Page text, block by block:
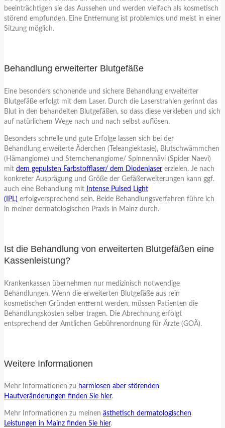
beeinträchtigen sie das Aussehen und werden vielfach als kosmetisch
störend empfunden. Eine Entfernung ist problemlos und meist in einer
Sitzung möglich.
Behandlung erweiterter Blutgefäße
Eine besonders schonende und sichere Behandlung erweiterter
Blutgefäße erfolgt mit dem Laser. Durch die Laserstrahlen gerinnt das
Blut in den behandelten Blutgefäßen, so dass diese verkleben und sich
auf natürlichem Wege nach und nach selbst auflösen.
Besonders schnelle und gute Erfolge lassen sich bei der
Behandlung erweiterte Äderchen (Teleangiektasie), Blutschwämmchen
(Hämangiome) und Sternchenangiome/ Spinnennävi (Spider Naevi)
mit dem gepulsten Farbstofflaser/ dem Diodenlaser erzielen. Je nach
konkreter Ausprägung und Größe der Gefäßerweiterungen kann ggf.
auch eine Behandlung mit
Intense Pulsed Light
(IPL) erfolgversprechend sein. Beide Behandlungsverfahren führe ich
in meiner dermatologischen Praxis in Mainz durch.
Ist die Behandlung von erweiterten Blutgefäßen eine
Kassenleistung?
Krankenkassen übernehmen nur medizinisch notwendige
Behandlungen. Wenn die erweiterten Blutgefäße aus rein
kosmetischen Gründen entfernt werden, müssen Patienten die
Behandlungskosten selber tragen. Die Abrechnung erfolgt
entsprechend der Amtlichen Gebührenordnung für Ärzte (GOÄ).
Weitere Informationen
Mehr Informationen zu harmlosen aber störenden
Hautveränderungen finden Sie hier.
Mehr Informationen zu meinen ästhetisch dermatologischen
Leistungen in Mainz finden Sie hier.